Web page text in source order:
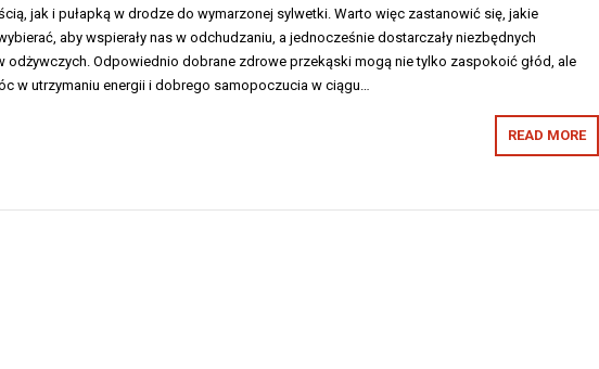
jak i pułapką w drodze do wymarzonej sylwetki. Warto więc zastanowić się, jakie
aby wspierały nas w odchudzaniu, a jednocześnie dostarczały niezbędnych
odżywczych. Odpowiednio dobrane zdrowe przekąski mogą nie tylko zaspokoić głód, ale
w utrzymaniu energii i dobrego samopoczucia w ciągu…
READ MORE